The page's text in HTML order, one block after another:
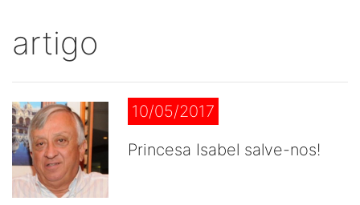
artigo
10/05/2017
Princesa Isabel salve-nos!